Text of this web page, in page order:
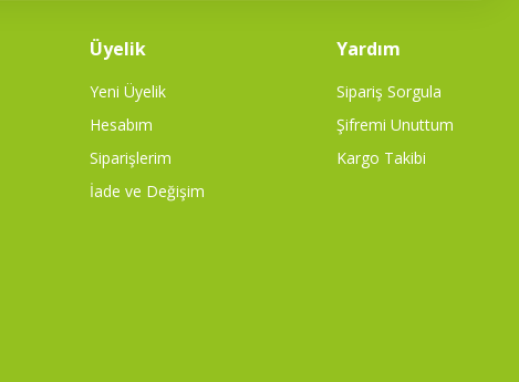
Üyelik
Yeni Üyelik
Hesabım
Siparişlerim
İade ve Değişim
Yardım
Sipariş Sorgula
Şifremi Unuttum
Kargo Takibi